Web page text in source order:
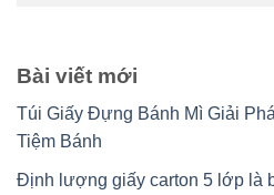
Bài viết mới
Túi Giấy Đựng Bánh Mì Giải
Tiệm Bánh
Định lượng giấy carton 5 lớp là